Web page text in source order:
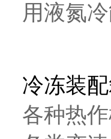
用液氮
冷冻装
各种热